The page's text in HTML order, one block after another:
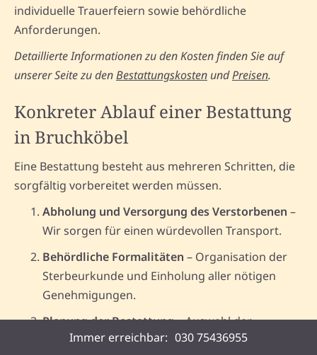
individuelle Trauerfeiern sowie behördliche
Anforderungen.
Detaillierte Informationen zu den Kosten finden Sie auf
unserer Seite zu denBestattungskosten undPreisen.
Konkreter Ablauf einer Bestattung
in Bruchköbel
Eine Bestattung besteht aus mehreren Schritten, die
sorgfältig vorbereitet werden müssen.
Abholung und Versorgung des Verstorbenen –
Wir sorgen für einen würdevollen Transport.
Behördliche Formalitäten – Organisation der
Sterbeurkunde und Einholung aller nötigen
Genehmigungen.
Planung der Bestattung– Auswahl der
gewünschten Bestattungsform und des Ortes in
Immer erreichbar: 030 75436955